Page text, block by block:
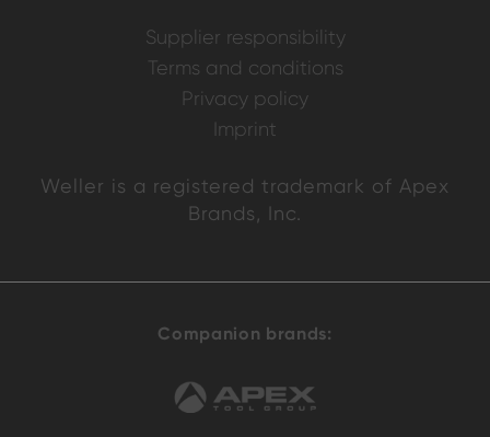
Supplier responsibility
Terms and conditions
Privacy policy
Imprint
Weller is a registered trademark of Apex
Brands, Inc.
Companion brands: